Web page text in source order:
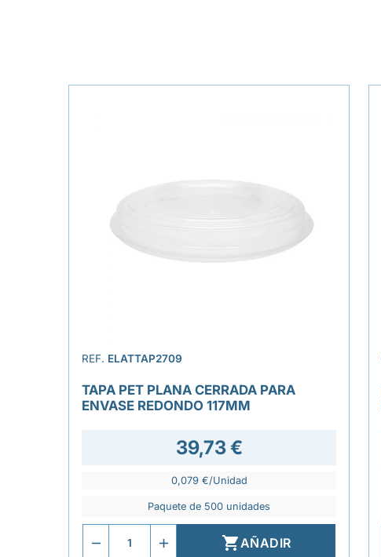
REF. ELATTAP2709
TAPA PET PLANA CERRADA PARA
ENVASE REDONDO 117MM
39,73 €
0,079 €/Unidad
Paquete de 500 unidades
AÑADIR